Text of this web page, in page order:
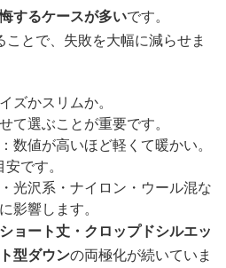
するケースが多いです。
とで、失敗を大幅に減らせま
ズかスリムか。
て選ぶことが重要です。
：数値が高いほど軽くて暖かい。
です。
光沢系・ナイロン・ウール混な
影響します。
ショート丈・クロップドシルエッ
型ダウンの両極化が続いていま